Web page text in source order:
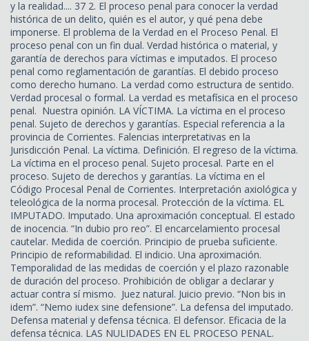
y la realidad.... 37 2. El proceso penal para conocer la verdad
histórica de un delito, quién es el autor, y qué pena debe
imponerse. El problema de la Verdad en el Proceso Penal. El
proceso penal con un fin dual. Verdad histórica o material, y
garantía de derechos para víctimas e imputados. El proceso
penal como reglamentación de garantías. El debido proceso
como derecho humano. La verdad como estructura de sentido.
Verdad procesal o formal. La verdad es metafísica en el proceso
penal. Nuestra opinión. LA VÍCTIMA. La víctima en el proceso
penal. Sujeto de derechos y garantías. Especial referencia a la
provincia de Corrientes. Falencias interpretativas en la
Jurisdicción Penal. La víctima. Definición. El regreso de la víctima.
La víctima en el proceso penal. Sujeto procesal. Parte en el
proceso. Sujeto de derechos y garantías. La víctima en el
Código Procesal Penal de Corrientes. Interpretación axiológica y
teleológica de la norma procesal. Protección de la víctima. EL
IMPUTADO. Imputado. Una aproximación conceptual. El estado
de inocencia. “In dubio pro reo”. El encarcelamiento procesal
cautelar. Medida de coerción. Principio de prueba suficiente.
Principio de reformabilidad. El indicio. Una aproximación.
Temporalidad de las medidas de coerción y el plazo razonable
de duración del proceso. Prohibición de obligar a declarar y
actuar contra sí mismo. Juez natural. Juicio previo. “Non bis in
idem”. “Nemo iudex sine defensione”. La defensa del imputado.
Defensa material y defensa técnica. El defensor. Eficacia de la
defensa técnica. LAS NULIDADES EN EL PROCESO PENAL.